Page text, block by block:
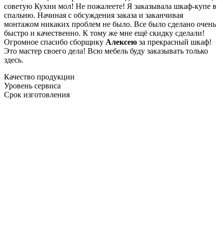
советую Кухни мол! Не пожалеете! Я заказывала шкаф-купе в
спальню. Начиная с обсуждения заказа и заканчивая
монтажом никаких проблем не было. Все было сделано очень
быстро и качественно. К тому же мне ещё скидку сделали!
Огромное спасибо сборщику Алексею за прекрасный шкаф!
Это мастер своего дела! Всю мебель буду заказывать только
здесь.
Качество продукции
Уровень сервиса
Срок изготовления